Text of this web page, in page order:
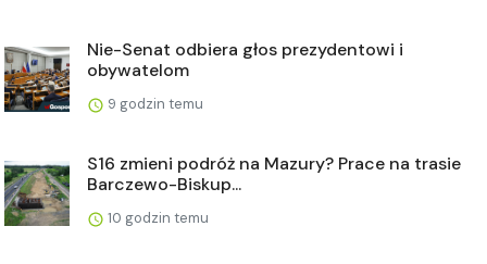
Nie-Senat odbiera głos prezydentowi i
obywatelom
9 godzin temu
S16 zmieni podróż na Mazury? Prace na trasie
Barczewo-Biskup...
10 godzin temu